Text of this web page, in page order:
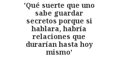
'Qué suerte que uno
sabe guardar
secretos porque si
hablara, habría
relaciones que
durarían hasta hoy
mismo'